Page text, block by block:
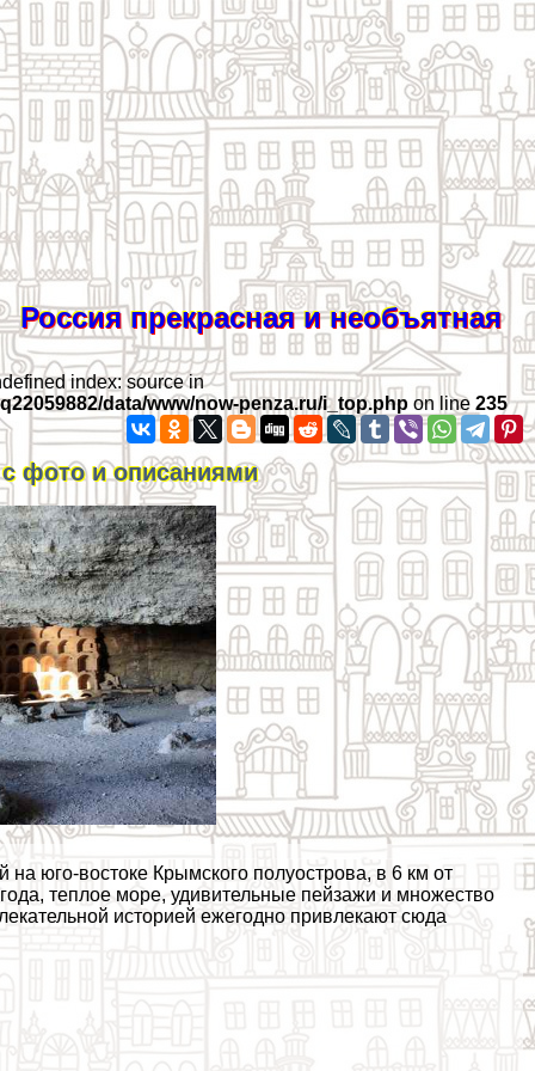
Россия прекрасная и необъятная
index: source in
data/www/now-penza.ru/i_top.php on line235
с фото и описаниями
юго-востоке Крымского полуострова, в 6 км от
теплое море, удивительные пейзажи и множество
историей ежегодно привлекают сюда